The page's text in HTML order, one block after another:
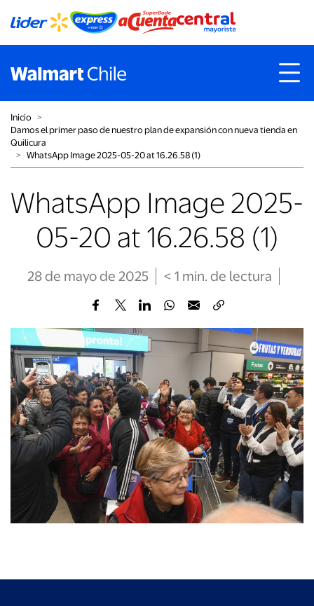
Inicio ˃
Damos el primer paso de nuestro plan de expansión con nueva tienda en
Quilicura
˃ WhatsApp Image 2025-05-20 at 16.26.58 (1)
WhatsApp Image 2025-
05-20 at 16.26.58 (1)
28 de mayo de 2025 < 1 min. de lectura